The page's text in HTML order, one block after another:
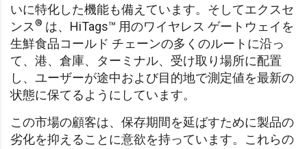
いに特化した機能も備えています。そしてエクスセ
ンス® は、HiTags™ 用のワイヤレス ゲートウェイを
生鮮食品コールド チェーンの多くのルートに沿っ
て、港、倉庫、ターミナル、受け取り場所に配置
し、ユーザーが途中および目的地で測定値を最新の
状態に保てるようにしています。
この市場の顧客は、保存期間を延ばすために製品の
劣化を抑えることに意欲を持っています。これらの